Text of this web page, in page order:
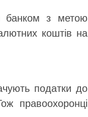
банком з метою
коштів на
податки до
правоохоронці